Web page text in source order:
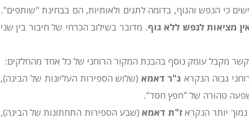
כי הנפש והגוף, בדומה לתגים ולאותיות, הם בבחינת "שותפים".
מציאות לנפש ללא גוף. מדובר בשילוב הכרחי של חיבור בין שני
מקבל עומק נוסף בהבנת המקור הרוחני של כל אחד מהחלקים:
גבוה הנקרא ג"ר דאמא (שלוש הספירות העליונות של הבינה),
טהורה של "חפץ חסד".
יותר הנקראז"ת דאמא (שבע הספירות התחתונות של הבינה),